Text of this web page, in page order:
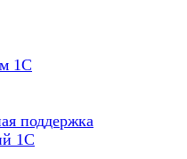
1С
поддержка
1С